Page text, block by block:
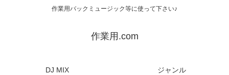
作業用バックミュージック等に使って下さい♪
作業用.com
DJ MIX ジャンル